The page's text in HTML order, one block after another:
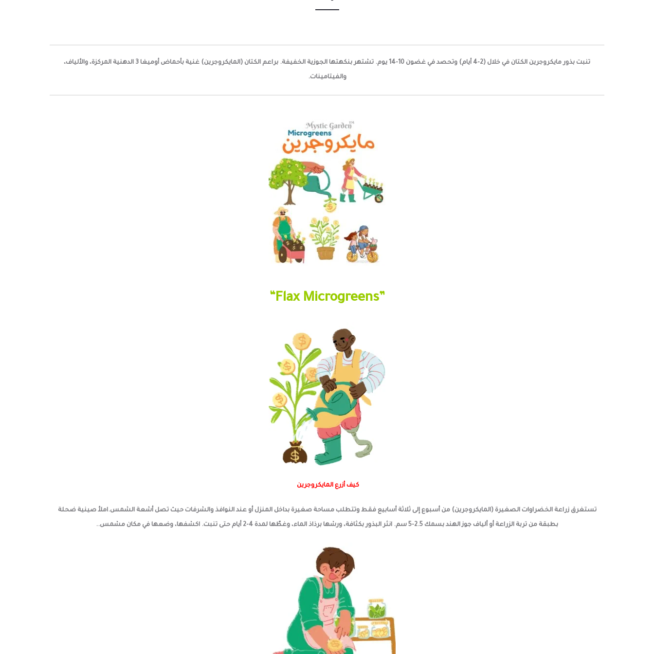
تنبت بذور مايكروجرين الكتان في خلال (2-4 أيام) وتحصد في غضون 10-14 يوم. تشتهر بنكهتها الجوزية الخفيفة. براعم الكتان (المايكروجرين) غنية بأحماض أوميغا 3 الدهنية المركزة، والألياف،
والفيتامينات.
“Flax Microgreens”
كيف أزرع المايكروجرين
تستغرق زراعة الخضراوات الصغيرة (المايكروجرين) من أسبوع إلى ثلاثة أسابيع فقط وتتطلب مساحة صغيرة بداخل المنزل أو عند النوافذ والشرفات حيث تصل أشعة الشمس.املأ صينية ضحلة
بطبقة من تربة الزراعة أو ألياف جوز الهند بسمك 2.5-5 سم. انثر البذور بكثافة، ورشها برذاذ الماء، وغطّها لمدة 4-2 أيام حتى تنبت. اكشفها، وضعها في مكان مشمس..